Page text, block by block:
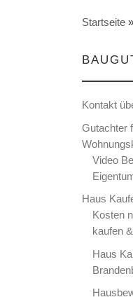
Startseite »
Kontakt
Gutachter
Video
Haus
Kosten
kaufen
Haus